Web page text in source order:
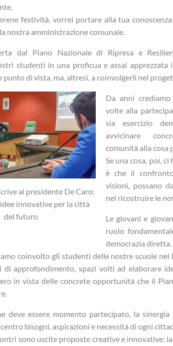
festività, vorrei portare alla tua
nostra amministrazione comunale.
dal Piano Nazionale di Ripresa e
studenti in una proficua e assai apprezzata
punto di vista, ma, altresì, a coinvolgerli nel
al presidente De Caro:
innovative per la città
del futuro
Da anni
volte alla
sia esercizio
avvicinare
comunità alla cosa
Se una cosa, poi,
è che il
visioni, possano
nel ricostruire le
Le giovani e
ruolo
democrazia diretta.
coinvolto gli studenti delle nostre scuole
di approfondimento, spazi volti ad elaborare
in vista delle concrete opportunità che il
deve essere momento partecipato, la
bisogni, aspirazioni e necessità di ogni
sono uscite proposte creative e innovative: